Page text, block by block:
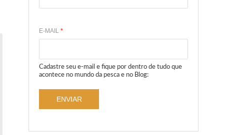
E-MAIL *
Cadastre seu e-mail e fique por dentro de tudo que
acontece no mundo da pesca e no Blog:
ENVIAR